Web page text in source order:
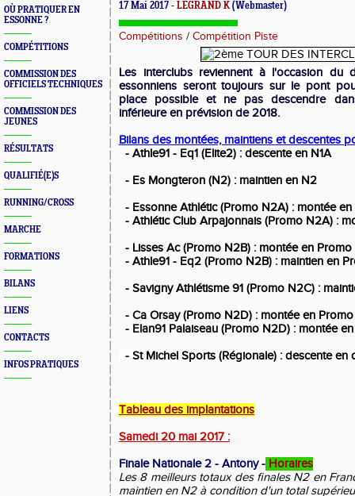
OÙ PRATIQUER EN
ESSONNE ?
COMPÉTITIONS
COMMISSION DES
OFFICIELS TECHNIQUES
COMMISSION DES
JEUNES
RÉSULTATS
QUALIFIÉ(E)S
RUNNING/CROSS
MARCHE
FORMATIONS
BILANS
LIENS
CONTACTS
INFOS PRATIQUES
17 Mai 2017 - LEGRAND K (Webmaster)
Compétitions / Compétition Piste
Les interclubs reviennent à l'occasion du
essonniens seront toujours sur le pont
place possible et ne pas descendre
inférieure en prévision de 2018.
Bilans des montées, maintiens et descentes
- Athle91 - Eq1 (Elite2) : descente en N1A
- Es Mongteron (N2) : maintien en N2
- Essonne Athlétic (Promo N2A) : montée
- Athlétic Club Arpajonnais (Promo N2A) :
- Lisses Ac (Promo N2B) : montée en
- Athle91 - Eq2 (Promo N2B) : maintien en
- Savigny Athlétisme 91 (Promo N2C) :
- Ca Orsay (Promo N2D) : montée en
- Elan91 Palaiseau (Promo N2D) : montée
- St Michel Sports (Régionale) : descente en
Tableau des implantations
Samedi 20 mai 2017 :
Finale Nationale 2 - Antony - Horaires
Les 8 meilleurs totaux des finales N2 en
maintien en N2 à condition d'un total